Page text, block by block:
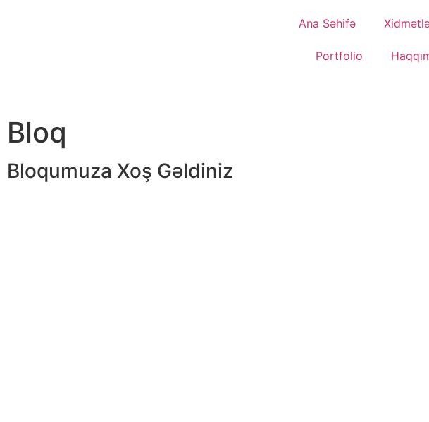
Ana Səhifə
Portfolio
Bloq
Bloqumuza Xoş Gəldiniz